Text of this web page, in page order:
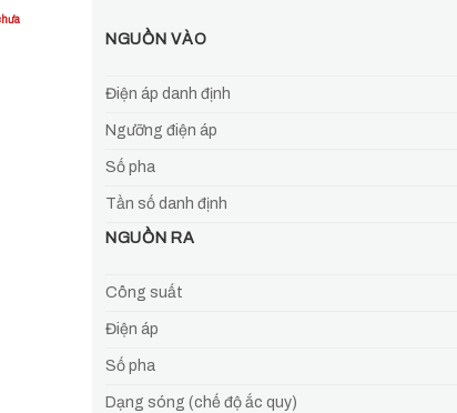
NGUỒN VÀO
Điện áp danh định
Ngưỡng điện áp
Số pha
Tần số danh định
NGUỒN RA
Công suất
Điện áp
Số pha
Dạng sóng (chế độ ắc quy)